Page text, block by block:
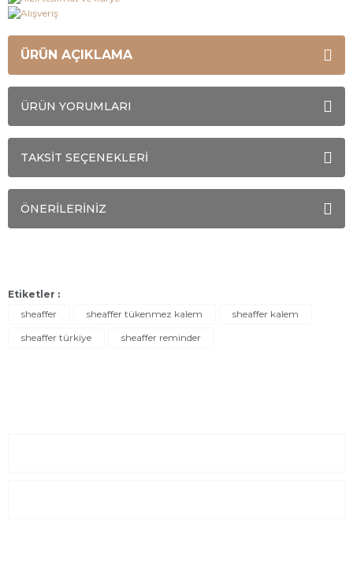
ÜRÜN AÇIKLAMA
ÜRÜN YORUMLARI
TAKSİT SEÇENEKLERİ
ÖNERİLERİNİZ
Etiketler :
sheaffer
sheaffer tükenmez kalem
sheaffer kalem
sheaffer türkiye
sheaffer reminder